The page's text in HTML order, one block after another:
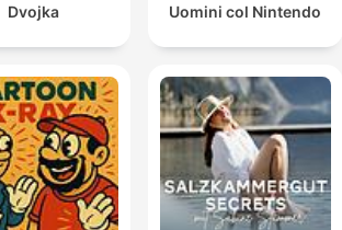
Dvojka Uomini col Nintendo